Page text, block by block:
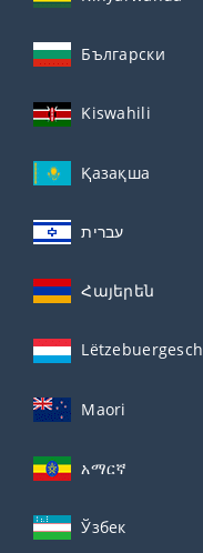
Български
Kiswahili
Қазақша
עברית
Հայերեն
Lëtzebuergesch
Maori
አማርኛ
Ўзбек